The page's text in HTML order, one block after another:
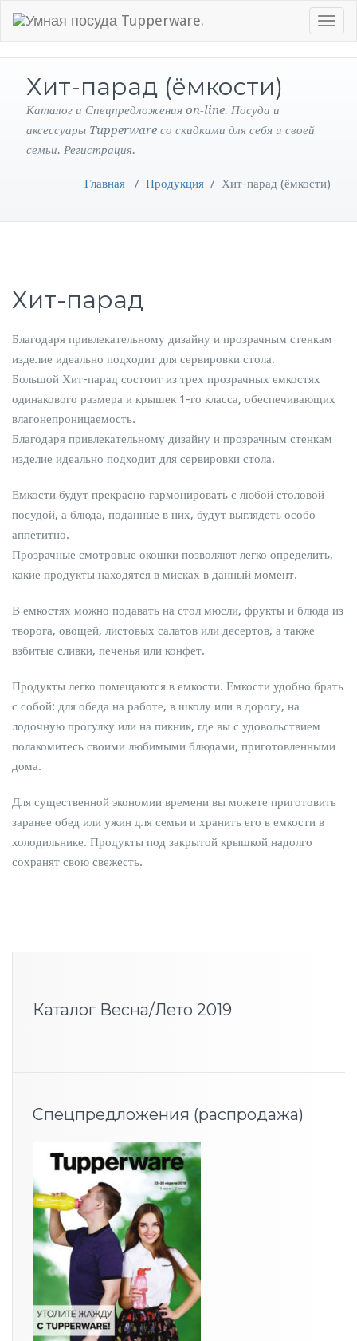
Toggle
Хит-парад (ёмкости)
Каталог и Спецпредложения on-line. Посуда и
аксессуары Tupperware со скидками для себя и своей
семьи. Регистрация.
Главная / Продукция / Хит-парад (ёмкости)
Хит-парад
Благодаря привлекательному дизайну и прозрачным стенкам
изделие идеально подходит для сервировки стола.
Большой Хит-парад состоит из трех прозрачных емкостях
одинакового размера и крышек 1-го класса, обеспечивающих
влагонепроницаемость.
Благодаря привлекательному дизайну и прозрачным стенкам
изделие идеально подходит для сервировки стола.
Емкости будут прекрасно гармонировать с любой столовой
посудой, а блюда, поданные в них, будут выглядеть особо
аппетитно.
Прозрачные смотровые окошки позволяют легко определить,
какие продукты находятся в мисках в данный момент.
В емкостях можно подавать на стол мюсли, фрукты и блюда из
творога, овощей, листовых салатов или десертов, а также
взбитые сливки, печенья или конфет.
Продукты легко помещаются в емкости. Емкости удобно брать
с собой: для обеда на работе, в школу или в дорогу, на
лодочную прогулку или на пикник, где вы с удовольствием
полакомитесь своими любимыми блюдами, приготовленными
дома.
Для существенной экономии времени вы можете приготовить
заранее обед или ужин для семьи и хранить его в емкости в
холодильнике. Продукты под закрытой крышкой надолго
сохранят свою свежесть.
Каталог Весна/Лето 2019
Спецпредложения (распродажа)